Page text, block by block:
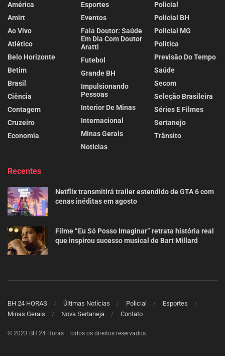
América
Amirt
Ao Vivo
Atlético
Belo Horizonte
Betim
Brasil
Ciência
Contagem
Cruzeiro
Economia
Esportes
Eventos
Fala Doutor: Saúde
Em Dia Com Doutor
Aratti
Futebol
Grande BH
Impulsionando
Pessoas
Interior De Minas
Internacional
Minas Gerais
Noticias
Policial
Policial BH
Policial MG
Politica
Previsão Do Tempo
Saúde
Secom
Seleção Brasileira
Séries E Filmes
Sertanejo
Trânsito
Recentes
Netflix transmitirá trailer estendido de GTA 6 com
cenas inéditas em agosto
Filme “Eu Só Posso Imaginar” retrata história real
que inspirou sucesso musical de Bart Millard
BH 24 HORAS Últimas Notícias Policial
Esportes
Minas Gerais
Nova Sertaneja Contato
© 2023 BH 24 Horas | Todos os direitos reservados.